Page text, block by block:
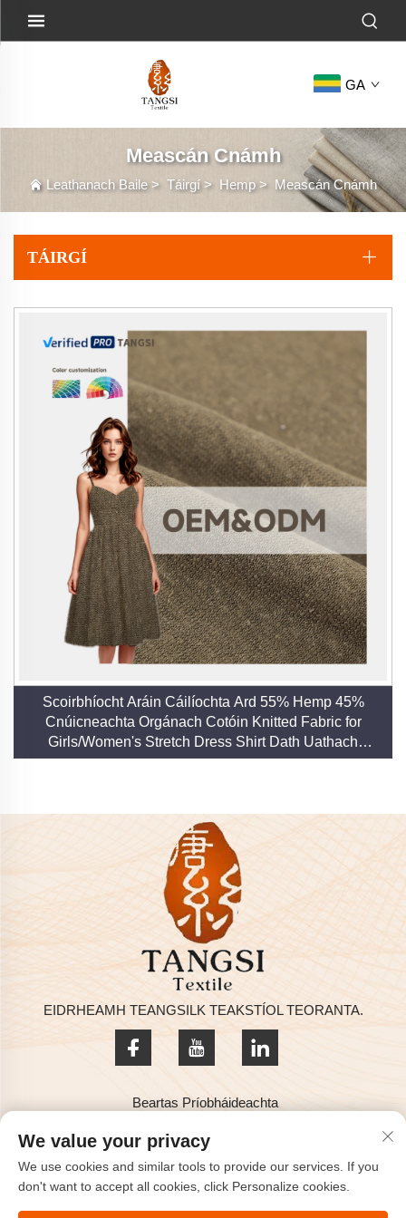
GA
Meascán Cnámh
Leathanach Baile> Táirgí> Hemp> Meascán Cnámh
TÁIRGÍ
Scoirbhíocht Aráin Cáilíochta Ard 55% Hemp 45%
Cnúicneachta Orgánach Cotóin Knitted Fabric for
Girls/Women's Stretch Dress Shirt Dath Uathach
Táirgeachtaoir Díreach
EIDRHEAMH TEANGSILK TEAKSTÍOL TEORANTA.
Beartas Príobháideachta
Ceartú Sgríbhinn © 2025 ag EIDRHEAMH TEANGSILK
TEAKSTÍOL TEORANTA
Teasainn Linn
We value your privacy
We use cookies and similar tools to provide our services. If you
don't want to accept all cookies, click Personalize cookies.